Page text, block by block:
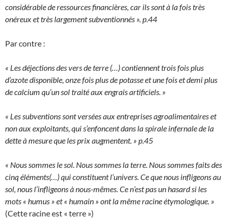
considérable de ressources financières, car ils sont à la fois très
onéreux et très largement subventionnés ». p.44
Par contre :
« Les déjections des vers de terre (…) contiennent trois fois plus
d’azote disponible, onze fois plus de potasse et une fois et demi plus
de calcium qu’un sol traité aux engrais artificiels. »
« Les subventions sont versées aux entreprises agroalimentaires et
non aux exploitants, qui s’enfoncent dans la spirale infernale de la
dette à mesure que les prix augmentent. » p.45
« Nous sommes le sol. Nous sommes la terre. Nous sommes faits des
cinq éléments(…) qui constituent l’univers. Ce que nous infligeons au
sol, nous l’infligeons à nous-mêmes. Ce n’est pas un hasard si les
mots « humus » et « humain » ont la même racine étymologique. »
(Cette racine est « terre »)